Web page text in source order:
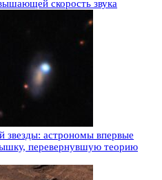
скорость звука
астрономы впервые
перевернувшую теорию